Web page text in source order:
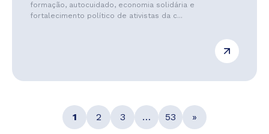
formação, autocuidado, economia solidária e
fortalecimento político de ativistas da c...
1 2 3 … 53 »